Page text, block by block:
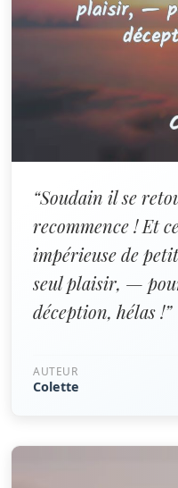
“Soudain il se
recommence ! Et
impérieuse de
seul plaisir, —
déception, hélas !”
AUTEUR
Colette